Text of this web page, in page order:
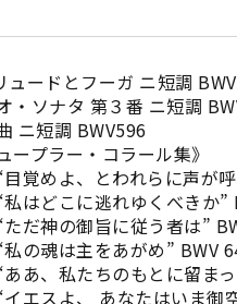
プレリュード
ナタ 第３番
ニ短
ー・コラール集》
われらに声が呼び
れゆくべきか”
に従う者は”
をあがめ” BWV
もとに留まってくだ
なたはいま御空よ